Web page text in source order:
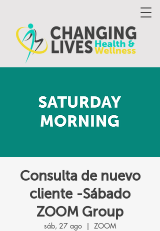
Consulta de nuevo
cliente -Sábado
ZOOM Group
sáb, 27 ago
  |
ZOOM